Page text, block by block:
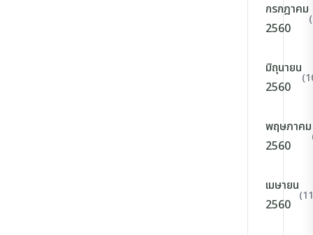
กรกฎาคม
2560
มิถุนายน
2560
พฤษภาคม
2560
เมษายน
2560